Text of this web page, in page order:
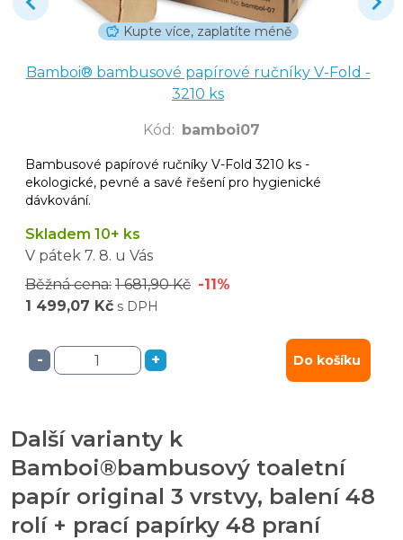
Kupte více, zaplatíte méně
Bamboi® bambusové papírové ručníky V-Fold -
3210 ks
Kód : bamboi07
Bambusové papírové ručníky V-Fold 3210 ks -
ekologické, pevné a savé řešení pro hygienické
dávkování.
Skladem 10+ ks
V pátek 7. 8. u Vás
Běžná cena: 1 681,90 Kč -11%
1 499,07 Kč s DPH
- + Do košíku
Další varianty k
Bamboi®bambusový toaletní
papír original 3 vrstvy, balení 48
rolí + prací papírky 48 praní